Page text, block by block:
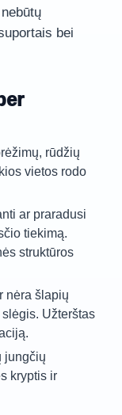
bei
rūdžių
vietos rodo
ar praradusi
tiekimą.
struktūros
nėra šlapių
Užterštas
jungčių
kryptis ir